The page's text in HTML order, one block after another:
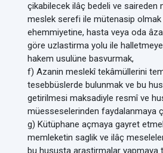
çikabilecek ilâç bedeli ve saireden
meslek serefi ile mütenasip olmak
ehemmiyetine, hasta veya oda
göre uzlastirma yolu ile
hakem usulüne basvurmak,
f) Azanin meslekî tekâmüllerini
tesebbüslerde bulunmak ve bu
getirilmesi maksadiyle resmî ve
müesseselerinden faydalanmaya
g) Kütüphane açmaya gayret
memleketin saglik ve ilâç
bu hususta arastirmalar yapmaya